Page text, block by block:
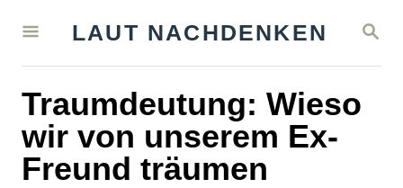
S
A
C
LAUT NACHDENKEN
Traumdeutung: Wieso
wir von unserem Ex-
Freund träumen